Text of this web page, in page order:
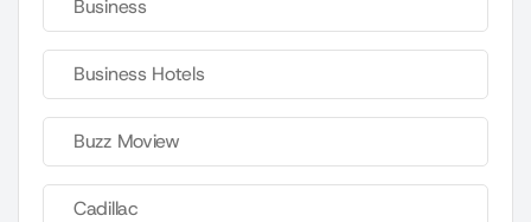
Business
Business Hotels
Buzz Moview
Cadillac